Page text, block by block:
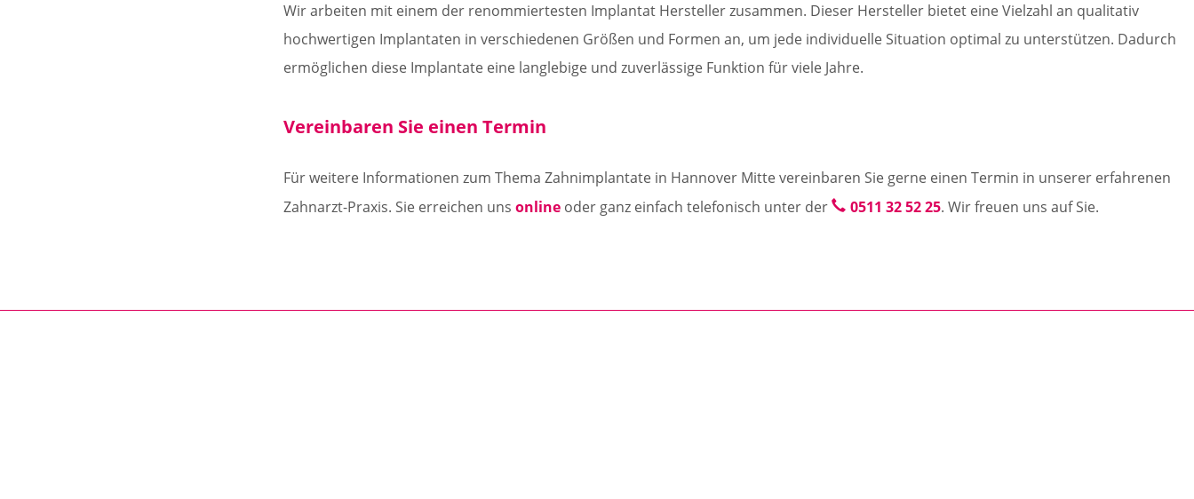
Wir arbeiten mit einem der renommiertesten Implantat Hersteller zusammen. Dieser Hersteller bietet eine Vielzahl an qualitativ
hochwertigen Implantaten in verschiedenen Größen und Formen an, um jede individuelle Situation optimal zu unterstützen. Dadurch
ermöglichen diese Implantate eine langlebige und zuverlässige Funktion für viele Jahre.
Vereinbaren Sie einen Termin
Für weitere Informationen zum Thema Zahnimplantate in Hannover Mitte vereinbaren Sie gerne einen Termin in unserer erfahrenen
Zahnarzt-Praxis. Sie erreichen uns online oder ganz einfach telefonisch unter der 0511 32 52 25. Wir freuen uns auf Sie.